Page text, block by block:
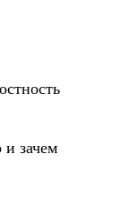
и зачем